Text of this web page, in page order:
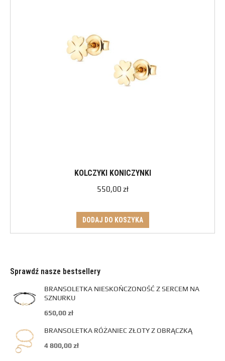
KOLCZYKI KONICZYNKI
550,00 zł
DODAJ DO KOSZYKA
Sprawdź nasze bestsellery
BRANSOLETKA NIESKOŃCZONOŚĆ Z SERCEM NA
SZNURKU
650,00zł
BRANSOLETKA RÓŻANIEC ZŁOTY Z OBRĄCZKĄ
4 800,00zł